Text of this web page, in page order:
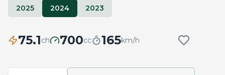
2025 2024 2023
75.1ch 700cc 165km/h